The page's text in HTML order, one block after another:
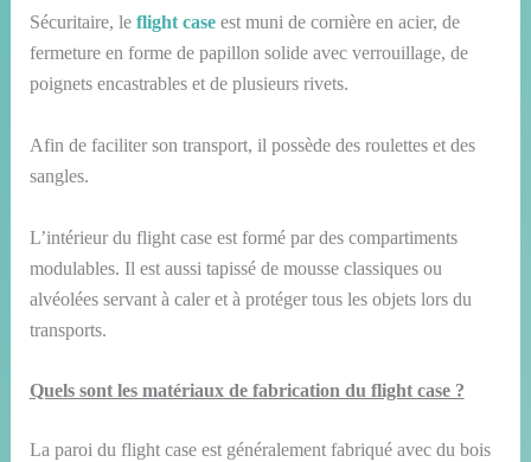
Sécuritaire, le flight caseest muni de cornière en acier, de
fermeture en forme de papillon solide avec verrouillage, de
poignets encastrables et de plusieurs rivets.
Afin de faciliter son transport, il possède des roulettes et des
sangles.
L’intérieur du flight case est formé par des compartiments
modulables. Il est aussi tapissé de mousse classiques ou
alvéolées servant à caler et à protéger tous les objets lors du
transports.
Quels sont les matériaux de fabrication du flight case ?
La paroi du flight case est généralement fabriqué avec du bois